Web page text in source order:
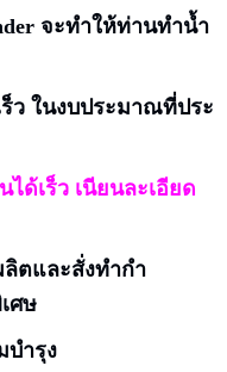
จะทำให้ท่านทำน้ำ
ว ในงบประมาณที่ประ
ด้เร็ว เนียนละเอียด
ตและสั่งทำกำ
ศษ
บำรุง